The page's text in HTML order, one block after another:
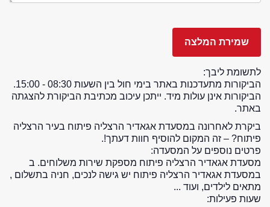
לתשומת ליבך:
הביקורות מתעדכנות באתר בימי חול בין השעות 08:30 - 15:00.
הביקורות אינן עולות מיד. ייתכן עיכוב מכתיבת הביקורת להצגתה
באתר.
ביקרת לאחרונה במסעדת אגאדיר הרצליה פיתוח בעיר הרצליה
פיתוח? – זה המקום להוסיף חוות דעתך!.
פרטים נוספים על המסעדה:
מסעדת אגאדיר הרצליה פיתוח מספקת שירות משלוחים. ב
במסעדת אגאדיר הרצליה פיתוח יש גישה לנכים, חניה בתשלום ,
מתאים לילדים, ועוד ...
שעות פעילות: